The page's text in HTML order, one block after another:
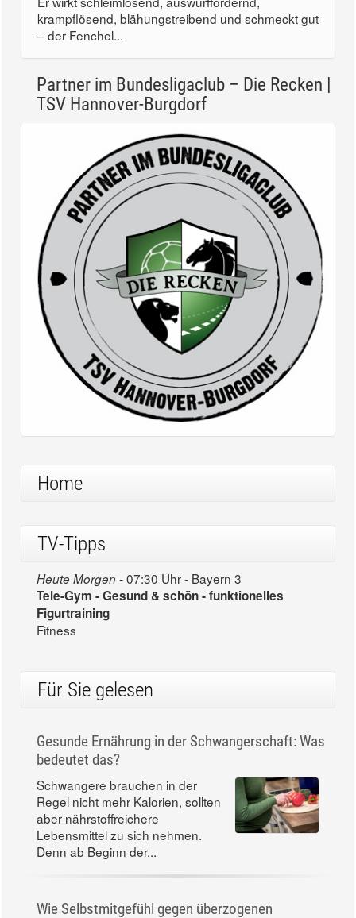
krampflösend, blähungstreibend und schmeckt gut
– der Fenchel...
Partner im Bundesligaclub – Die Recken |
TSV Hannover-Burgdorf
Home
TV-Tipps
Heute Morgen -07:30 Uhr - Bayern 3
Tele-Gym - Gesund & schön - funktionelles
Figurtraining
Fitness
Für Sie gelesen
Gesunde Ernährung in der Schwangerschaft: Was
bedeutet das?
Schwangere brauchen in der
Regel nicht mehr Kalorien, sollten
aber nährstoffreichere
Lebensmittel zu sich nehmen.
Denn ab Beginn der...
Wie Selbstmitgefühl gegen überzogenen